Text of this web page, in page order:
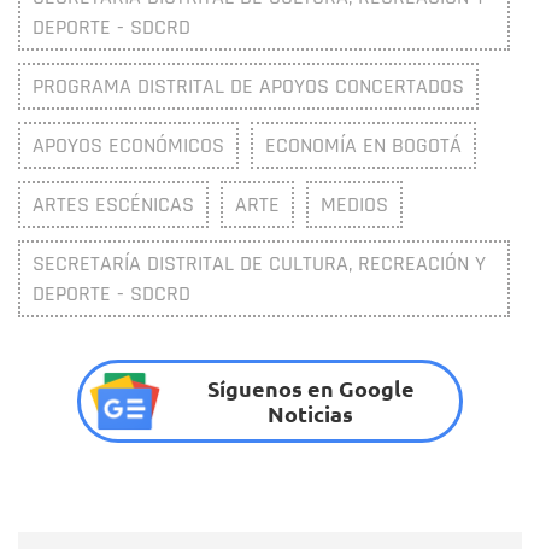
DEPORTE - SDCRD
PROGRAMA DISTRITAL DE APOYOS CONCERTADOS
APOYOS ECONÓMICOS ECONOMÍA EN BOGOTÁ
ARTES ESCÉNICAS ARTE MEDIOS
SECRETARÍA DISTRITAL DE CULTURA, RECREACIÓN Y
DEPORTE - SDCRD
Síguenos en Google
Noticias